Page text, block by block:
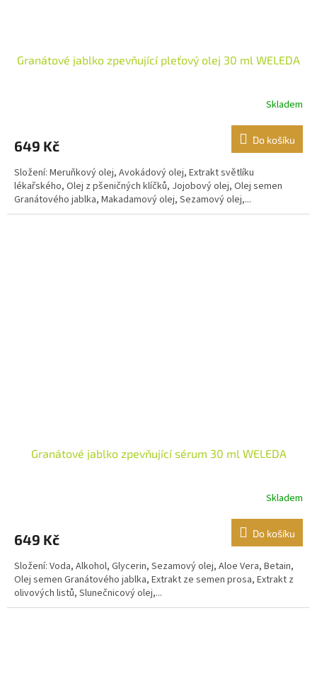
Granátové jablko zpevňující pleťový olej 30 ml WELEDA
Skladem
649 Kč Do košíku
Složení: Meruňkový olej, Avokádový olej, Extrakt světlíku
lékařského, Olej z pšeničných klíčků, Jojobový olej, Olej semen
Granátového jablka, Makadamový olej, Sezamový olej,...
Granátové jablko zpevňující sérum 30 ml WELEDA
Skladem
649 Kč Do košíku
Složení: Voda, Alkohol, Glycerin, Sezamový olej, Aloe Vera, Betain,
Olej semen Granátového jablka, Extrakt ze semen prosa, Extrakt z
olivových listů, Slunečnicový olej,...